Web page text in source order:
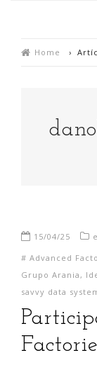
Home ›
15/04/25
# Advanced
Grupo Arania ,
savvy data